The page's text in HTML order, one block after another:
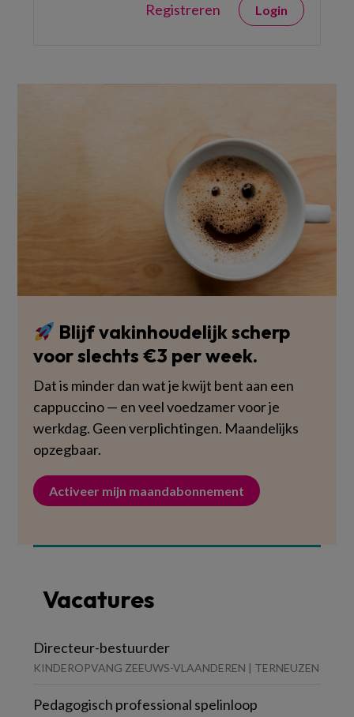
Registreren Login
Blijf vakinhoudelijk scherp
voor slechts €3 per week.
Dat is minder dan wat je kwijt bent aan een
cappuccino — en veel voedzamer voor je
werkdag. Geen verplichtingen. Maandelijks
opzegbaar.
Activeer mijn maandabonnement
Vacatures
Directeur-bestuurder
KINDEROPVANG ZEEUWS-VLAANDEREN | TERNEUZEN
Pedagogisch professional spelinloop